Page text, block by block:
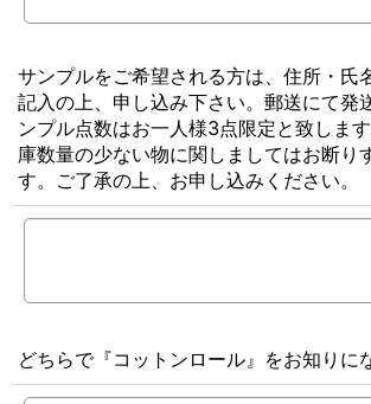
サンプルをご希望される方は、住所・氏
記入の上、申し込み下さい。郵送にて発
ンプル点数はお一人様3点限定と致しま
庫数量の少ない物に関しましてはお断り
す。ご了承の上、お申し込みください。
どちらで『コットンロール』をお知りに